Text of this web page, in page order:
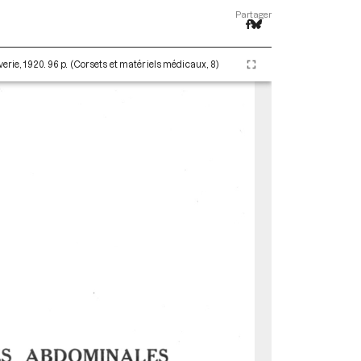
Partager
1920. 96 p. (Corsets et matériels médicaux, 8)